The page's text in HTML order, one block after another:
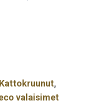
Kattokruunut,
valaisimet